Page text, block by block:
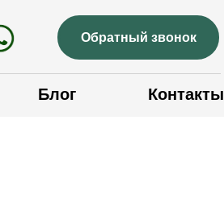
Контакты
Обратный звонок
Блог